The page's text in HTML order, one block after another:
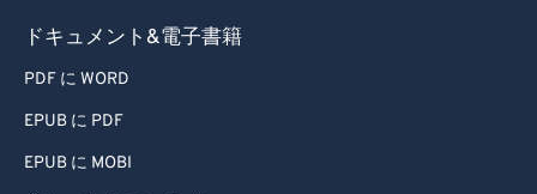
ドキュメント&電子書籍
PDF に WORD
EPUB に PDF
EPUB に MOBI